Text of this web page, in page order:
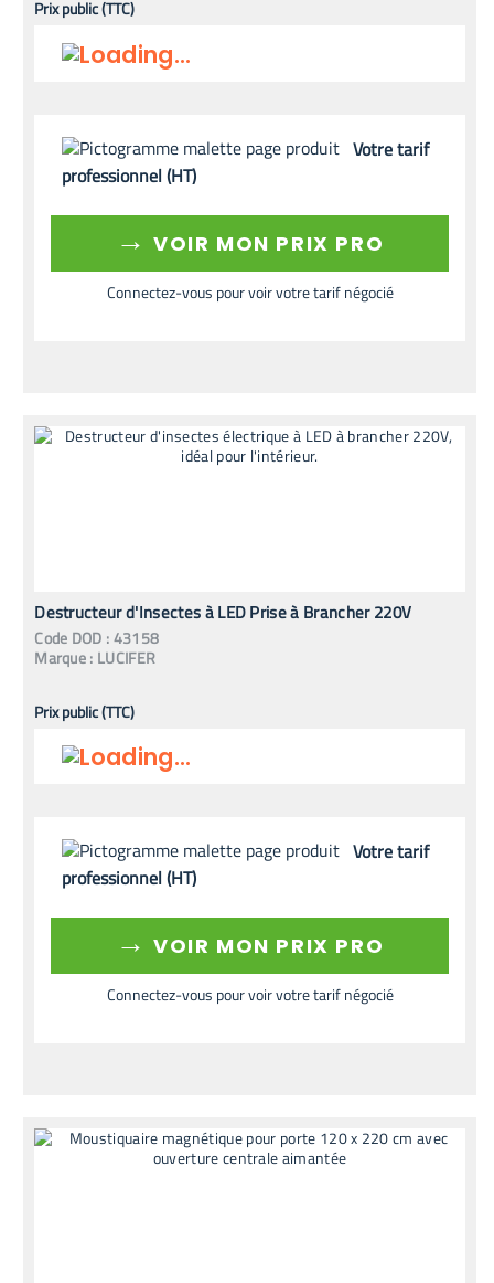
Prix public (TTC)
Votre tarif
professionnel (HT)
→ VOIR MON PRIX PRO
Connectez-vous pour voir votre tarif négocié
Destructeur d'Insectes à LED Prise à Brancher 220V
Code DOD :43158
Marque : LUCIFER
Prix public (TTC)
Votre tarif
professionnel (HT)
→ VOIR MON PRIX PRO
Connectez-vous pour voir votre tarif négocié